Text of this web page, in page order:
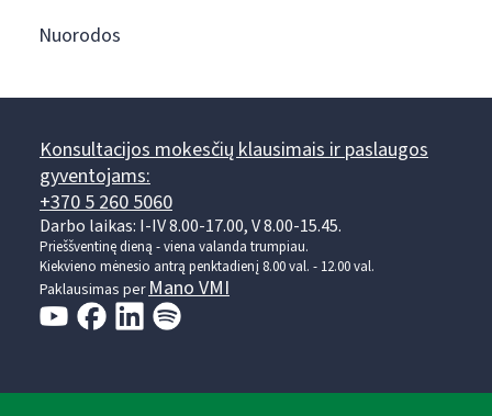
Nuorodos
Konsultacijos mokesčių klausimais ir paslaugos
gyventojams:
+370 5 260 5060
Darbo laikas: I-IV 8.00-17.00, V 8.00-15.45.
Prieššventinę dieną - viena valanda trumpiau.
Kiekvieno mėnesio antrą penktadienį 8.00 val. - 12.00 val.
Paklausimas per Mano VMI